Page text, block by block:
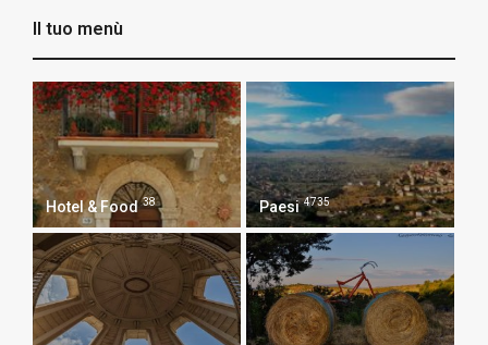
Il tuo menù
Hotel & Food 38 Paesi 4735